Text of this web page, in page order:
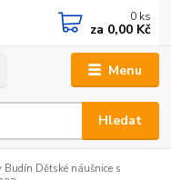
Menu
Hledat
0 ks
za 0,00 Kč
Budín Dětské náušnice s